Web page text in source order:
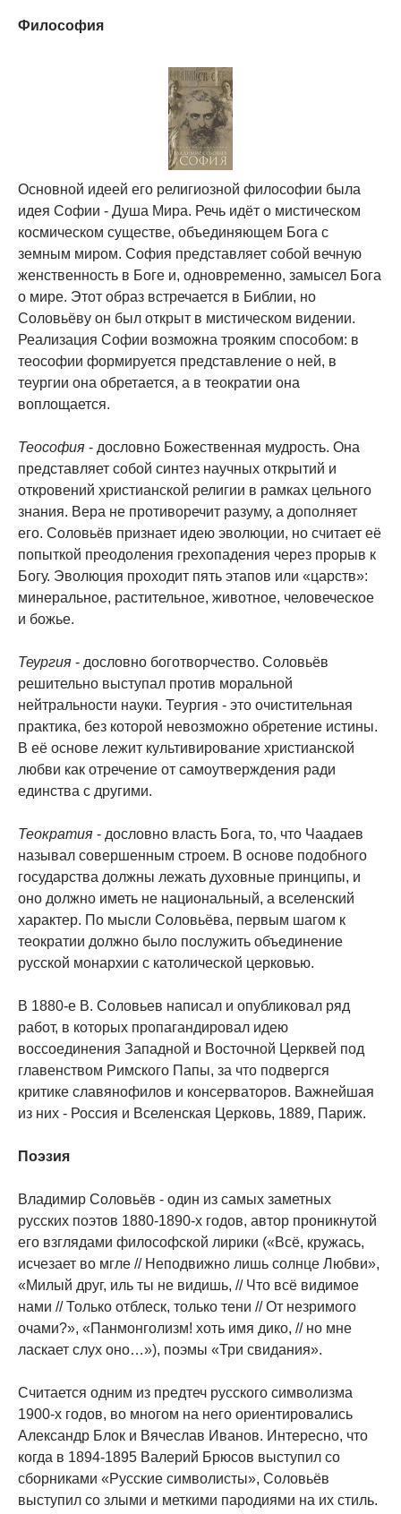
Философия
Основной идеей его религиозной философии была
идея Софии - Душа Мира. Речь идёт о мистическом
космическом существе, объединяющем Бога с
земным миром. София представляет собой вечную
женственность в Боге и, одновременно, замысел Бога
о мире. Этот образ встречается в Библии, но
Соловьёву он был открыт в мистическом видении.
Реализация Софии возможна трояким способом: в
теософии формируется представление о ней, в
теургии она обретается, а в теократии она
воплощается.
Теософия - дословно Божественная мудрость. Она
представляет собой синтез научных открытий и
откровений христианской религии в рамках цельного
знания. Вера не противоречит разуму, а дополняет
его. Соловьёв признает идею эволюции, но считает её
попыткой преодоления грехопадения через прорыв к
Богу. Эволюция проходит пять этапов или «царств»:
минеральное, растительное, животное, человеческое
и божье.
Теургия - дословно боготворчество. Соловьёв
решительно выступал против моральной
нейтральности науки. Теургия - это очистительная
практика, без которой невозможно обретение истины.
В её основе лежит культивирование христианской
любви как отречение от самоутверждения ради
единства с другими.
Теократия - дословно власть Бога, то, что Чаадаев
называл совершенным строем. В основе подобного
государства должны лежать духовные принципы, и
оно должно иметь не национальный, а вселенский
характер. По мысли Соловьёва, первым шагом к
теократии должно было послужить объединение
русской монархии с католической церковью.
В 1880-е В. Соловьев написал и опубликовал ряд
работ, в которых пропагандировал идею
воссоединения Западной и Восточной Церквей под
главенством Римского Папы, за что подвергся
критике славянофилов и консерваторов. Важнейшая
из них - Россия и Вселенская Церковь, 1889, Париж.
Поэзия
Владимир Соловьёв - один из самых заметных
русских поэтов 1880-1890-х годов, автор проникнутой
его взглядами философской лирики («Всё, кружась,
исчезает во мгле // Неподвижно лишь солнце Любви»,
«Милый друг, иль ты не видишь, // Что всё видимое
нами // Только отблеск, только тени // От незримого
очами?», «Панмонголизм! хоть имя дико, // но мне
ласкает слух оно…»), поэмы «Три свидания».
Считается одним из предтеч русского символизма
1900-х годов, во многом на него ориентировались
Александр Блок и Вячеслав Иванов. Интересно, что
когда в 1894-1895 Валерий Брюсов выступил со
сборниками «Русские символисты», Соловьёв
выступил со злыми и меткими пародиями на их стиль.